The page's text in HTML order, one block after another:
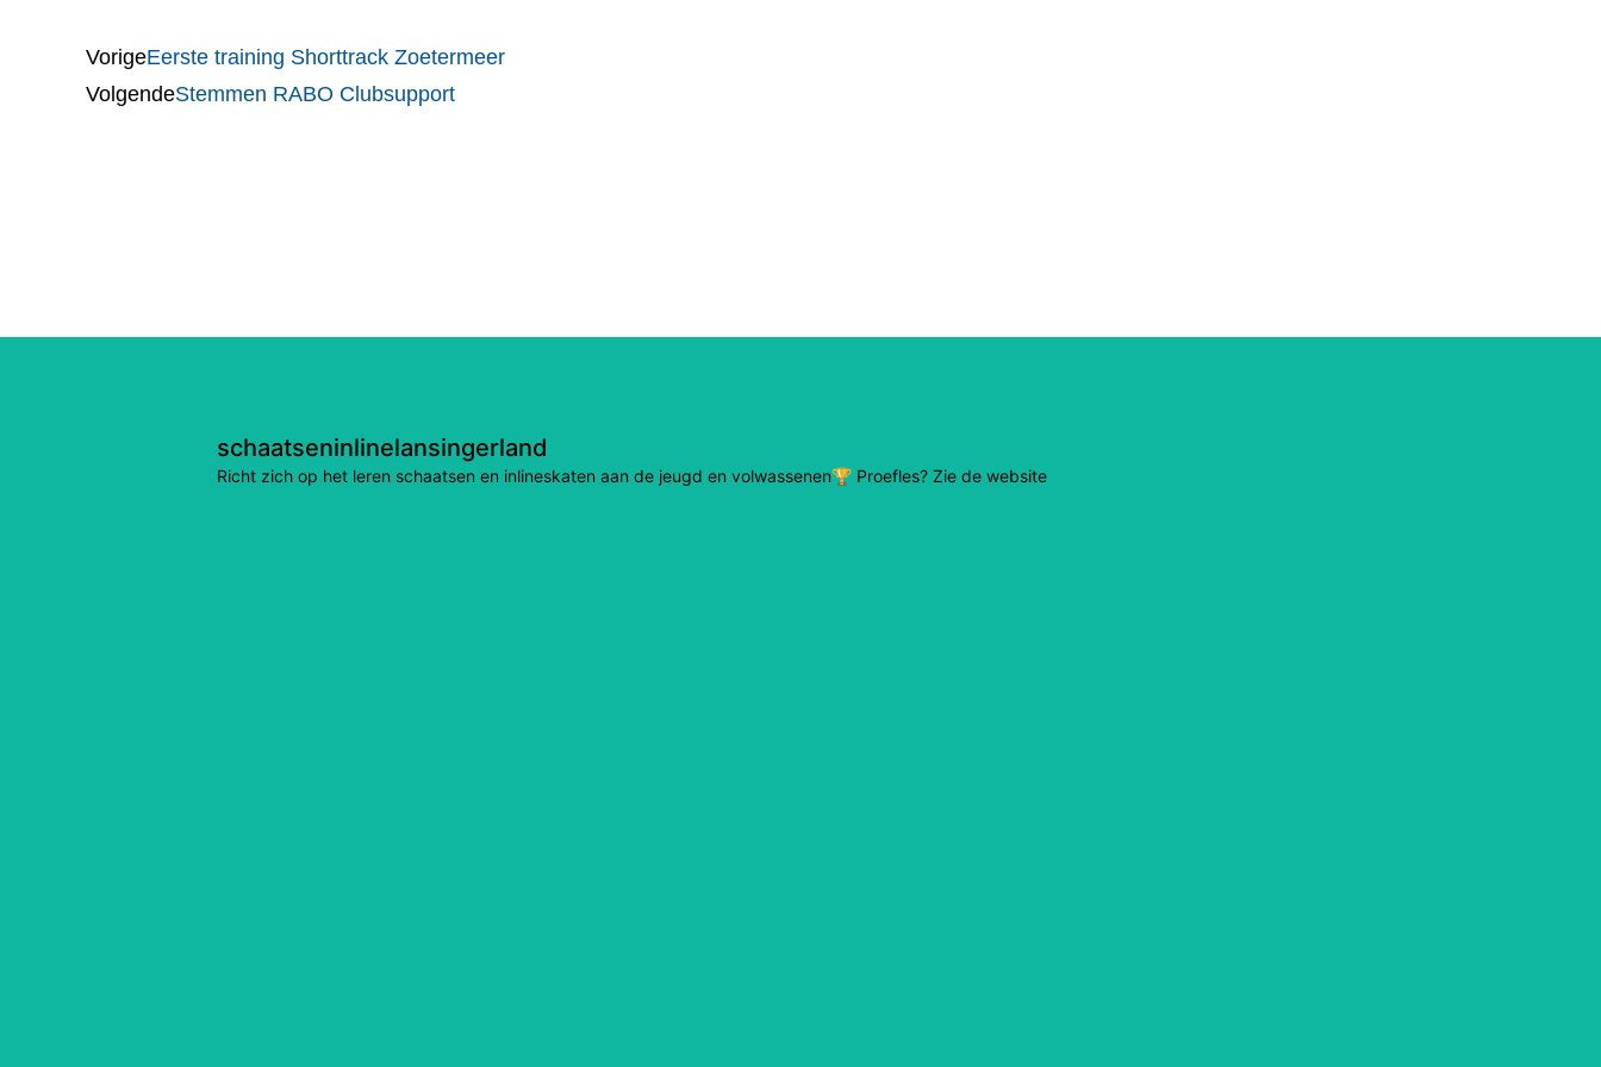
VorigeEerste training Shorttrack Zoetermeer
VolgendeStemmen RABO Clubsupport
schaatseninlinelansingerland
Richt zich op het leren schaatsen en inlineskaten aan de jeugd en volwassenen🏆 Proefles? Zie de website